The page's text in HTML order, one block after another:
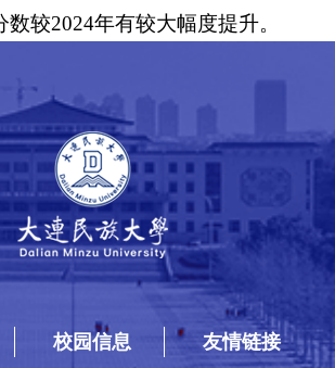
较2024年有较大幅度提升。
校园信息 友情链接